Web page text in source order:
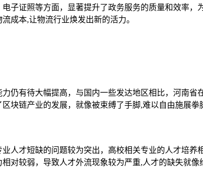
子证照等方面，显著提升了政务服务的质量和效率
成本,让物流行业焕发出新的活力。
仍有待大幅提高，与国内一些发达地区相比，河南
块链产业的发展，就像被束缚了手脚,难以自由施展拳
人才短缺的问题较为突出，高校相关专业的人才培
对较弱，导致人才外流现象较为严重,人才的缺失就像